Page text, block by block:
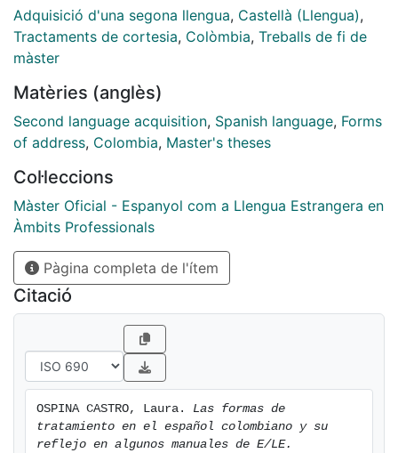
context of informality, closeness and friendliness. This
phenomenon is called ustedeo, which can even happen
to mean a more natural identity than tú to those who
Spanish-speaking countries. Specifically, for this
project, we have analysed some textbooks for Spanish
as a foreign language in order to see the explanation
addressing. We have carried out this analysis as
regards the uses of the ways of addressing used in the
Colombian Spanish variety, for example, the informal
teaching unit that could be taken to class when
working on this sociolinguistic phenomenon, as well as
other ways of addressing. This teaching unit is also
based on materials concerning Colombian Spanish.
Adquisició d'una segona llengua, Castellà (Llengua),
Tractaments de cortesia, Colòmbia, Treballs de fi de
màster
Matèries (anglès)
Second language acquisition, Spanish language, Forms
of address, Colombia, Master's theses
Col·leccions
Màster Oficial - Espanyol com a Llengua Estrangera en
Àmbits Professionals
Pàgina completa de l'ítem
Citació
OSPINA CASTRO, Laura. Las formas de
tratamiento en el español colombiano y su
reflejo en algunos manuales de E/LE.